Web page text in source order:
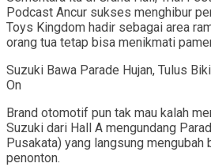
Podcast Ancur sukses menghibur
Toys Kingdom hadir sebagai area
orang tua tetap bisa menikmati
Suzuki Bawa Parade Hujan, Tulus
On
Brand otomotif pun tak mau kalah
Suzuki dari Hall A mengundang
Pusakata) yang langsung mengubah
penonton.